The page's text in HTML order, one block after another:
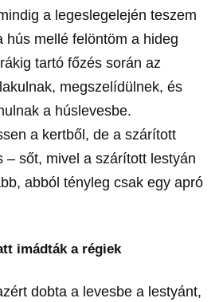
a legeslegelején teszem
hús mellé felöntöm a hideg
tartó főzés során az
megszelídülnek, és
a húslevesbe.
a kertből, de a szárított
– sőt, mivel a szárított lestyán
abból tényleg csak egy apró
imádták a régiek
dobta a levesbe a lestyánt,